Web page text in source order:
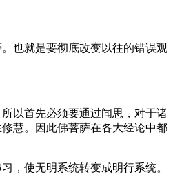
也就是要彻底改变以往的错误观
以首先必须要通过闻思，对于诸
慧。因此佛菩萨在各大经论中都
使无明系统转变成明行系统。